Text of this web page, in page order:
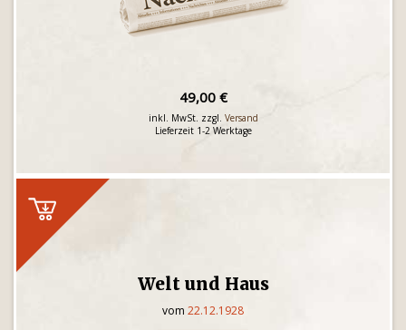
49,00 €
inkl. MwSt. zzgl. Versand
Lieferzeit 1-2 Werktage
Welt und Haus
vom 22.12.1928